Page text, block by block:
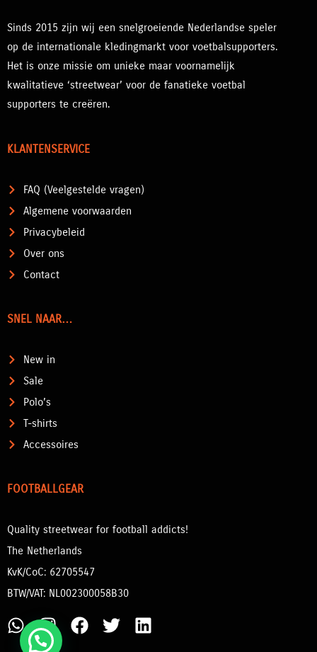
Sinds 2015 zijn wij een snelgroeiende Nederlandse speler
op de internationale kledingmarkt voor voetbalsupporters.
Het is onze missie om unieke maar voornamelijk
kwalitatieve ‘streetwear’ voor de fanatieke voetbal
supporters te creëren.
KLANTENSERVICE
FAQ (Veelgestelde vragen)
Algemene voorwaarden
Privacybeleid
Over ons
Contact
SNEL NAAR…
New in
Sale
Polo’s
T-shirts
Accessoires
FOOTBALLGEAR
Quality streetwear for football addicts!
The Netherlands
KvK/CoC: 62705547
BTW/VAT: NL002300058B30
W
h
I
n
F
T
L